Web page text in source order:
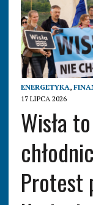
ENERGETYKA,
17 LIPCA 2026
Wisła
Protest